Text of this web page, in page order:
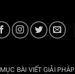
MỤC BÀI VIẾT GIẢI PHÁP